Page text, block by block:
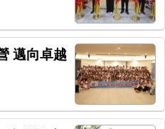
邁向卓越